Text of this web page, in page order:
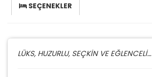
SEÇENEKLER
LÜKS, HUZURLU, SEÇKİN VE EĞLENCELİ…